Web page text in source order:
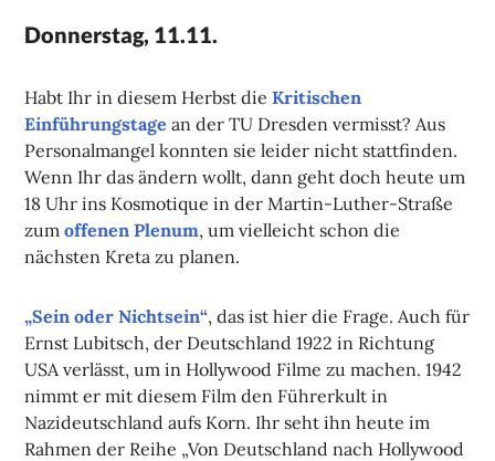
Donnerstag, 11.11.
Habt Ihr in diesem Herbst dieKritischen
Einführungstage an der TU Dresden vermisst? Aus
Personalmangel konnten sie leider nicht stattfinden.
Wenn Ihr das ändern wollt, dann geht doch heute um
18 Uhr ins Kosmotique in der Martin-Luther-Straße
zumoffenen Plenum, um vielleicht schon die
nächsten Kreta zu planen.
„Sein oder Nichtsein“, das ist hier die Frage. Auch für
Ernst Lubitsch, der Deutschland 1922 in Richtung
USA verlässt, um in Hollywood Filme zu machen. 1942
nimmt er mit diesem Film den Führerkult in
Nazideutschland aufs Korn. Ihr seht ihn heute im
Rahmen der Reihe „Von Deutschland nach Hollywood